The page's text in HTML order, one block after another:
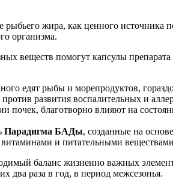
рыбьего жира, как ценного
организма.
веществ помогут капсулы
едят рыбы и морепродуктов,
развития воспалительных и
почек, благотворно влияют на
Парадигма БАДы, созданные на
и питательными
баланс жизненно важных
два раза в год, в период межсезонья.